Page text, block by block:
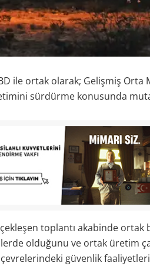
ile ortak olarak; Gelişmiş Orta
sürdürme konusunda
toplantı akabinde ortak
olduğunu ve ortak üretim
çevrelerindeki güvenlik